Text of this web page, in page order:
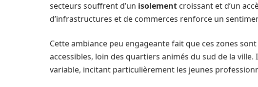
secteurs souffrent d’un isolement croissant et d’un
d’infrastructures et de commerces renforce un
Cette ambiance peu engageante fait que ces zones
accessibles, loin des quartiers animés du sud de la
variable, incitant particulièrement les jeunes